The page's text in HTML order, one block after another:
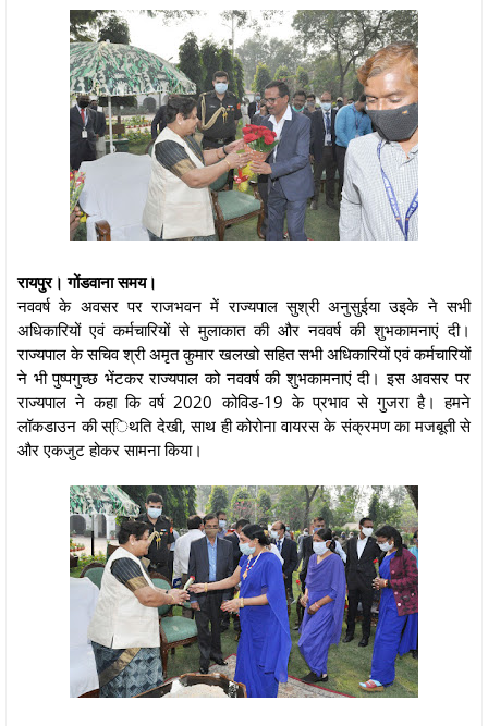
रायपुर। गोंडवाना समय।
नववर्ष के अवसर पर राजभवन में राज्यपाल सुश्री अनुसुईया उइके ने सभी
अधिकारियों एवं कर्मचारियों से मुलाकात की और नववर्ष की शुभकामनाएं दी।
राज्यपाल के सचिव श्री अमृत कुमार खलखो सहित सभी अधिकारियों एवं कर्मचारियों
ने भी पुष्पगुच्छ भेंटकर राज्यपाल को नववर्ष की शुभकामनाएं दी। इस अवसर पर
राज्यपाल ने कहा कि वर्ष 2020 कोविड-19 के प्रभाव से गुजरा है। हमने
लॉकडाउन की स्िथति देखी, साथ ही कोरोना वायरस के संक्रमण का मजबूती से
और एकजुट होकर सामना किया।